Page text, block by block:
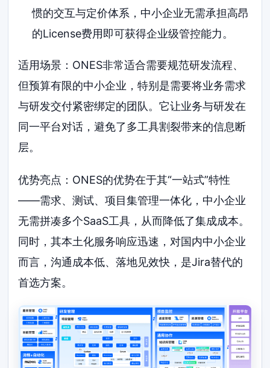
惯的交互与定价体系，中小企业无需承担高昂
的License费用即可获得企业级管控能力。
适用场景：ONES非常适合需要规范研发流程、
但预算有限的中小企业，特别是需要将业务需求
与研发交付紧密绑定的团队。它让业务与研发在
同一平台对话，避免了多工具割裂带来的信息断
层。
优势亮点：ONES的优势在于其“一站式”特性
——需求、测试、项目集管理一体化，中小企业
无需拼凑多个SaaS工具，从而降低了集成成本。
同时，其本土化服务响应迅速，对国内中小企业
而言，沟通成本低、落地见效快，是Jira替代的
首选方案。